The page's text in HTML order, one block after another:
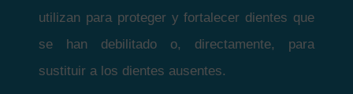
utilizan para proteger y fortalecer dientes que
se han debilitado o, directamente, para
sustituir a los dientes ausentes.